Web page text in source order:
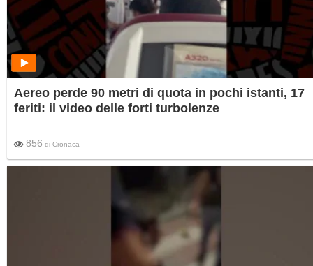
Aereo perde 90 metri di quota in pochi istanti, 17
feriti: il video delle forti turbolenze
856 di Cronaca